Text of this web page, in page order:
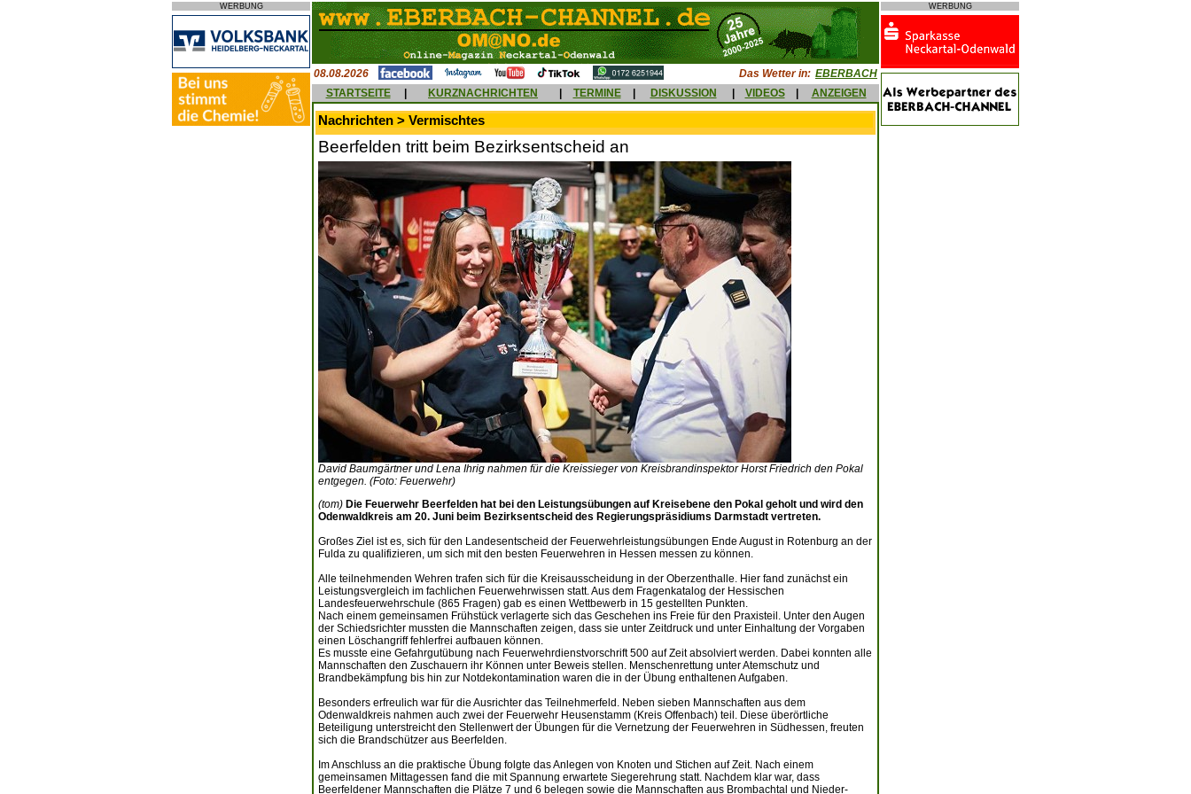
WERBUNG
08.08.2026 Das Wetter in: EBERBACH
STARTSEITE
KURZNACHRICHTEN TERMINE DISKUSSION VIDEOS ANZEIGEN
Nachrichten > Vermischtes
Beerfelden tritt beim Bezirksentscheid an
David Baumgärtner und Lena Ihrig nahmen für die Kreissieger von Kreisbrandinspektor Horst Friedrich den Pokal
entgegen. (Foto: Feuerwehr)
(tom) Die Feuerwehr Beerfelden hat bei den Leistungsübungen auf Kreisebene den Pokal geholt und wird den
Odenwaldkreis am 20. Juni beim Bezirksentscheid des Regierungspräsidiums Darmstadt vertreten.
Großes Ziel ist es, sich für den Landesentscheid der Feuerwehrleistungsübungen Ende August in Rotenburg an der
Fulda zu qualifizieren, um sich mit den besten Feuerwehren in Hessen messen zu können.
Alle teilnehmenden Wehren trafen sich für die Kreisausscheidung in der Oberzenthalle. Hier fand zunächst ein
Leistungsvergleich im fachlichen Feuerwehrwissen statt. Aus dem Fragenkatalog der Hessischen
Landesfeuerwehrschule (865 Fragen) gab es einen Wettbewerb in 15 gestellten Punkten.
Nach einem gemeinsamen Frühstück verlagerte sich das Geschehen ins Freie für den Praxisteil. Unter den Augen
der Schiedsrichter mussten die Mannschaften zeigen, dass sie unter Zeitdruck und unter Einhaltung der Vorgaben
einen Löschangriff fehlerfrei aufbauen können.
Es musste eine Gefahrgutübung nach Feuerwehrdienstvorschrift 500 auf Zeit absolviert werden. Dabei konnten alle
Mannschaften den Zuschauern ihr Können unter Beweis stellen. Menschenrettung unter Atemschutz und
Brandbekämpfung bis hin zur Notdekontamination waren die in der Übung enthaltenen Aufgaben.
Besonders erfreulich war für die Ausrichter das Teilnehmerfeld. Neben sieben Mannschaften aus dem
Odenwaldkreis nahmen auch zwei der Feuerwehr Heusenstamm (Kreis Offenbach) teil. Diese überörtliche
Beteiligung unterstreicht den Stellenwert der Übungen für die Vernetzung der Feuerwehren in Südhessen, freuten
sich die Brandschützer aus Beerfelden.
Im Anschluss an die praktische Übung folgte das Anlegen von Knoten und Stichen auf Zeit. Nach einem
gemeinsamen Mittagessen fand die mit Spannung erwartete Siegerehrung statt. Nachdem klar war, dass
Beerfeldener Mannschaften die Plätze 7 und 6 belegen sowie die Mannschaften aus Brombachtal und Nieder-
WERBUNG